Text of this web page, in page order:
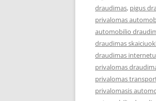
draudimas, pigus
privalomas
automobilio
draudimas
draudimas internetu
privalomas
privalomas
privalomasis